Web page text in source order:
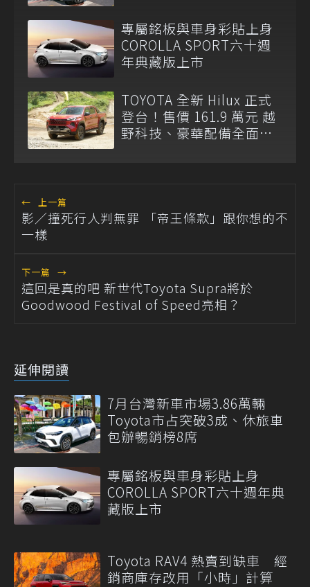
專屬銘板與車身彩貼上身
COROLLA SPORT六十週
年典藏版上市
TOYOTA 全新 Hilux 正式
登台！售價 161.9 萬元 越
野科技、豪華配備全面升
← 上一篇
影／撞死行人判無罪 「帝王條款」跟你想的不
一樣
下一篇 →
這回是真的吧 新世代Toyota Supra將於
Goodwood Festival of Speed亮相？
延伸閱讀
7月台灣新車市場3.86萬輛
Toyota市占突破3成、休旅車
包辦暢銷榜8席
專屬銘板與車身彩貼上身
COROLLA SPORT六十週年典
藏版上市
Toyota RAV4 熱賣到缺車 經
銷商庫存改用「小時」計算